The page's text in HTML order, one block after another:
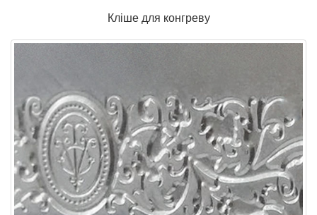
Кліше для конгреву